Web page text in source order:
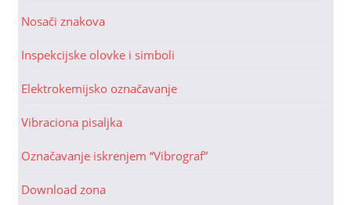
Nosači znakova
Inspekcijske olovke i simboli
Elektrokemijsko označavanje
Vibraciona pisaljka
Označavanje iskrenjem “Vibrograf”
Download zona